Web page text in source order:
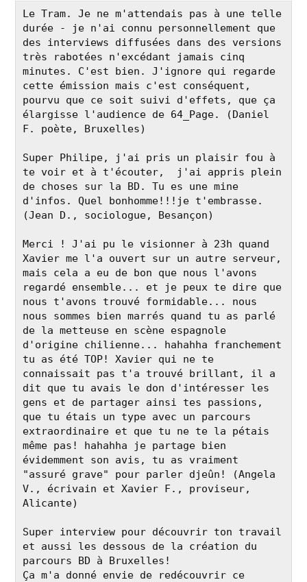
Le Tram. Je ne m'attendais pas à une telle
durée - je n'ai connu personnellement que
des interviews diffusées dans des versions
très rabotées n'excédant jamais cinq
minutes. C'est bien. J'ignore qui regarde
cette émission mais c'est conséquent,
pourvu que ce soit suivi d'effets, que ça
élargisse l'audience de 64_Page. (Daniel
F. poète, Bruxelles)
Super Philipe, j'ai pris un plaisir fou à
te voir et à t'écouter,  j'ai appris plein
de choses sur la BD. Tu es une mine
d'infos. Quel bonhomme!!!je t'embrasse.
(Jean D., sociologue, Besançon)
Merci ! J'ai pu le visionner à 23h quand
Xavier me l'a ouvert sur un autre serveur,
mais cela a eu de bon que nous l'avons
regardé ensemble... et je peux te dire que
nous t'avons trouvé formidable... nous
nous sommes bien marrés quand tu as parlé
de la metteuse en scène espagnole
d'origine chilienne... hahahha franchement
tu as été TOP! Xavier qui ne te
connaissait pas t'a trouvé brillant, il a
dit que tu avais le don d'intéresser les
gens et de partager ainsi tes passions,
que tu étais un type avec un parcours
extraordinaire et que tu ne te la pétais
même pas! hahahha je partage bien
évidemment son avis, tu as vraiment
"assuré grave" pour parler djeûn! (Angela
V., écrivain et Xavier F., proviseur,
Alicante)
Super interview pour découvrir ton travail
et aussi les dessous de la création du
parcours BD à Bruxelles!
Ça m'a donné envie de redécouvrir ce